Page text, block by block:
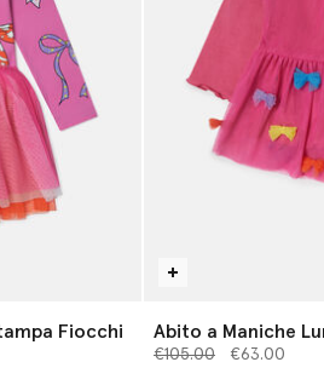
Fiocchi
Abito a Maniche
Fiocco
Prezzo ridotto da
€105.00a €63.00